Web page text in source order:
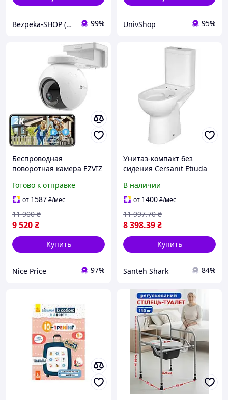
Bezpeka-SHOP (Гипермаркет по БЕЗОПАСНОСТИ) 99% UnivShop 95%
Беспроводная
поворотная камера EZVIZ
аккумулятором, AI-
обнаружением людей и
цветным ночным
видением ТОВАР Б/У
Готово к отправке
от 1587₴/мес
9 520₴
11 900 ₴
Купить
Nice Price 97%
Унитаз-компакт без
сидения Cersanit Etiuda
людей с особыми
потребностями 8888
В наличии
от 1400₴/мес
8 398.39₴
11 997.70 ₴
Купить
Santeh Shark 84%